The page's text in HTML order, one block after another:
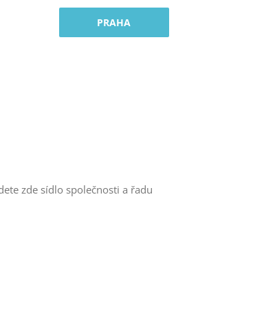
PRAHA
zde sídlo společnosti a řadu